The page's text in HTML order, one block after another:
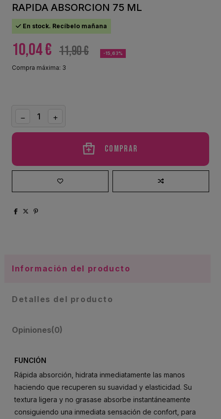
RAPIDA ABSORCION 75 ML
En stock. Recíbelo mañana
10,04 € 11,90 € -15,63%
Compra máxima: 3
Comprar
Información del producto
Detalles del producto
Opiniones(0)
FUNCIÓN
Rápida absorción, hidrata inmediatamente las manos
haciendo que recuperen su suavidad y elasticidad. Su
textura ligera y no grasase absorbe instantáneamente
consiguiendo una inmediata sensación de confort, para